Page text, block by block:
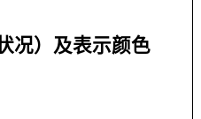
况）及表示颜色